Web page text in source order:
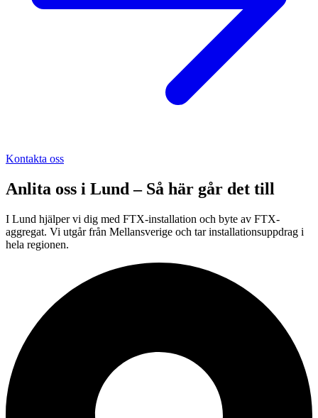
Kontakta oss
Anlita oss i Lund – Så här går det till
I Lund hjälper vi dig med FTX-installation och byte av FTX-
aggregat. Vi utgår från Mellansverige och tar installationsuppdrag i
hela regionen.